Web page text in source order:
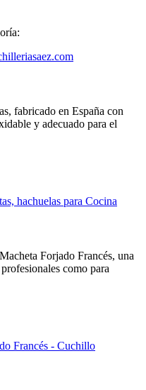
fabricado en España con
y adecuado para el
Forjado Francés, una
como para